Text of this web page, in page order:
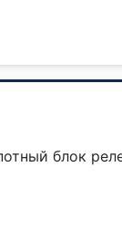
блок